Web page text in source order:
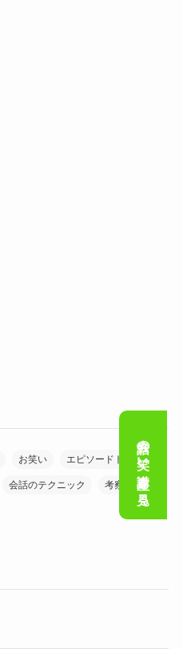
お笑い エピソードトーク
会話のテクニック 考察 会話の笑い講座を見る